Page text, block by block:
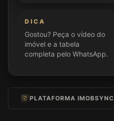
DICA
Gostou? Peça o vídeo do
imóvel e a tabela
completa pelo WhatsApp.
PLATAFORMA IMOBSYNC